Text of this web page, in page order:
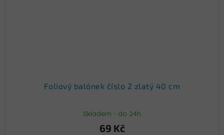
Foliový balónek číslo 2 zlatý 40 cm
Skladem - do 24h
69 Kč